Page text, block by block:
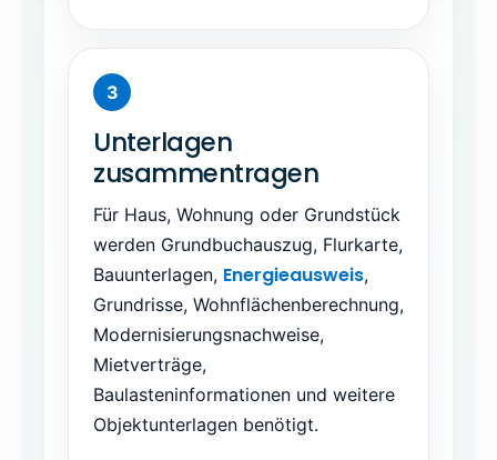
Unterlagen
zusammentragen
Für Haus, Wohnung oder Grundstück
werden Grundbuchauszug, Flurkarte,
Bauunterlagen, Energieausweis,
Grundrisse, Wohnflächenberechnung,
Modernisierungsnachweise,
Mietverträge,
Baulasteninformationen und weitere
Objektunterlagen benötigt.